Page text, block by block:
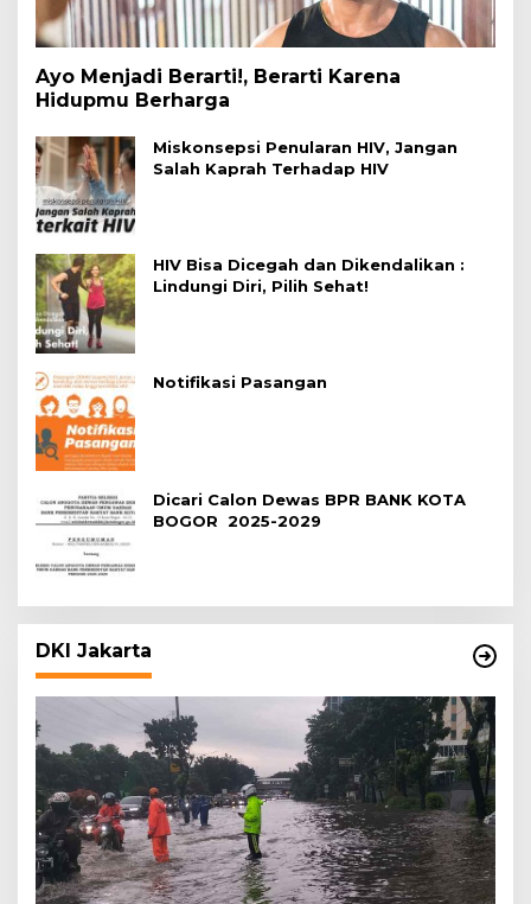
Ayo Menjadi Berarti!, Berarti Karena
Hidupmu Berharga
Miskonsepsi Penularan HIV, Jangan
Salah Kaprah Terhadap HIV
HIV Bisa Dicegah dan Dikendalikan :
Lindungi Diri, Pilih Sehat!
Notifikasi Pasangan
Dicari Calon Dewas BPR BANK KOTA
BOGOR 2025-2029
DKI Jakarta